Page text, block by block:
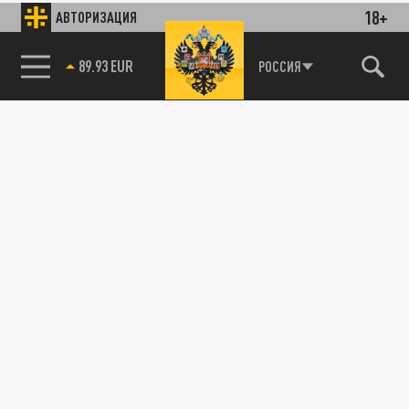
АВТОРИЗАЦИЯ 18+
89.93 EUR РОССИЯ